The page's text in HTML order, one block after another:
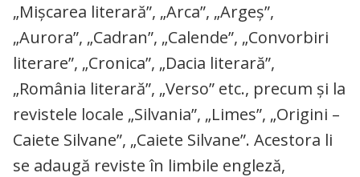
„Mişcarea literară”, „Arca”, „Argeş”,
„Aurora”, „Cadran”, „Calende”, „Convorbiri
literare”, „Cronica”, „Dacia literară”,
„România literară”, „Verso” etc., precum şi la
revistele locale „Silvania”, „Limes”, „Origini –
Caiete Silvane”, „Caiete Silvane”. Acestora li
se adaugă reviste în limbile engleză,